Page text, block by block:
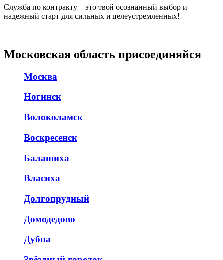
Служба по контракту – это твой осознанный выбор и
надежный старт для сильных и целеустремленных!
Московская область присоединяйся
Москва
Ногинск
Волоколамск
Воскресенск
Балашиха
Власиха
Долгопрудный
Домодедово
Дубна